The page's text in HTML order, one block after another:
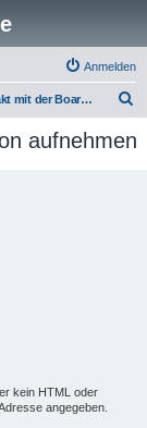
Anmelden
Kontakt mit der Board-Administration aufnehmen
c
aufnehmen
kein HTML oder
angegeben.